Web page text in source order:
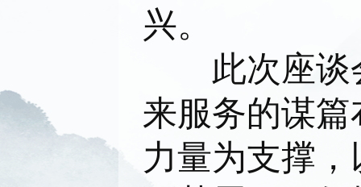
兴。
此次座
来服务的谋篇
力量为支撑